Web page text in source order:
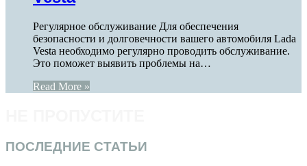
Регулярное обслуживание Для обеспечения
безопасности и долговечности вашего автомобиля Lada
Vesta необходимо регулярно проводить обслуживание.
Это поможет выявить проблемы на…
Read More »
ПОСЛЕДНИЕ СТАТЬИ